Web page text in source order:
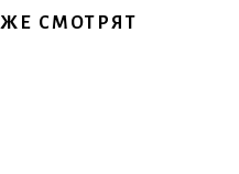
СМОТРЯТ